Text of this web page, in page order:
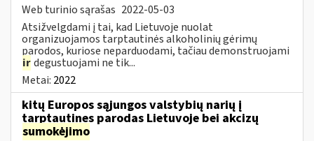
Web turinio sąrašas 2022-05-03
Atsižvelgdami į tai, kad Lietuvoje nuolat
organizuojamos tarptautinės alkoholinių gėrimų
parodos, kuriose neparduodami, tačiau demonstruojami
irdegustuojami ne tik...
Metai: 2022
kitų Europos sąjungos valstybių narių į
tarptautines parodas Lietuvoje bei akcizų
sumokėjimo